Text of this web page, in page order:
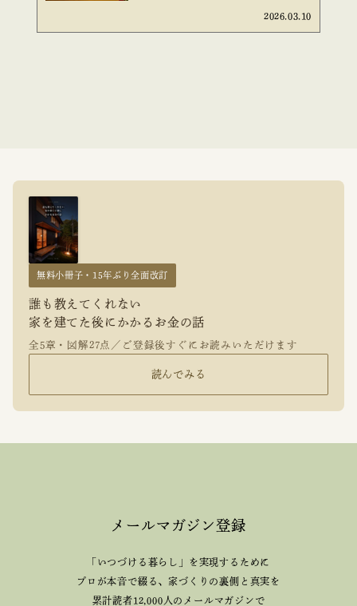
2026.03.10
無料小冊子・15年ぶり全面改訂
誰も教えてくれない
家を建てた後にかかるお金の話
全5章・図解27点／ご登録後すぐにお読みいただけます
読んでみる
メールマガジン登録
「いつづける暮らし」を実現するために
プロが本音で綴る、家づくりの裏側と真実を
累計読者12,000人のメールマガジンで